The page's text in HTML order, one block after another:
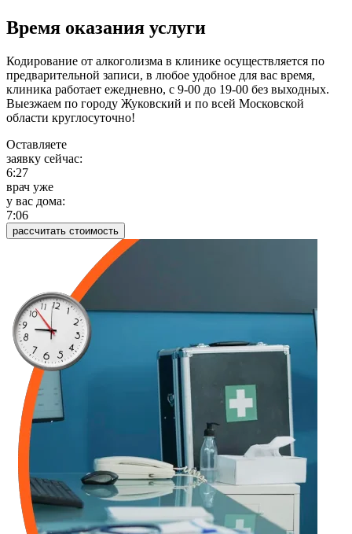
Время оказания услуги
Кодирование от алкоголизма в клинике осуществляется по
предварительной записи, в любое удобное для вас время,
клиника работает ежедневно, с 9-00 до 19-00 без выходных.
Выезжаем по городу Жуковский и по всей Московской
области круглосуточно!
Оставляете
заявку сейчас:
6:27
врач уже
у вас дома:
7:06
рассчитать стоимость